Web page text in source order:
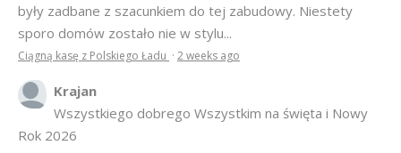
były zadbane z szacunkiem do tej zabudowy. Niestety
sporo domów zostało nie w stylu...
Ciągną kasę z Polskiego Ładu · 2 weeks ago
Krajan
Wszystkiego dobrego Wszystkim na święta i Nowy
Rok 2026